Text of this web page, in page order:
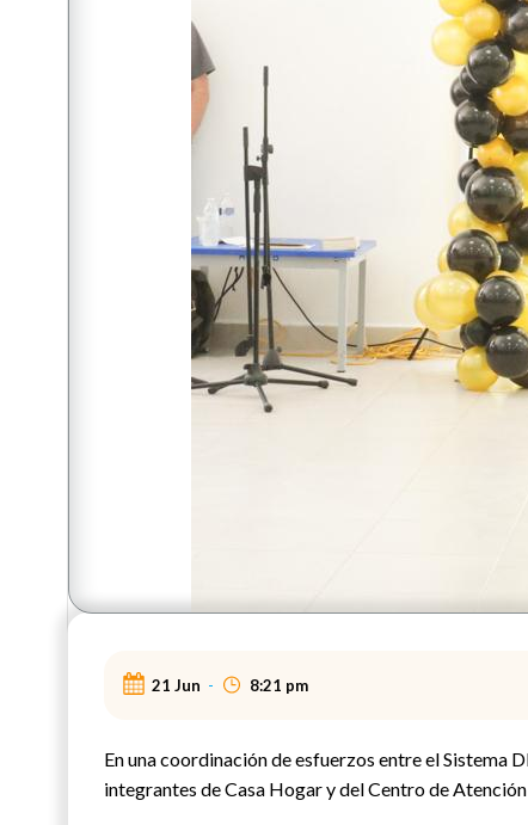
21 Jun - 8:21 pm
En una coordinación de esfuerzos entre el Sistema
integrantes de Casa Hogar y del Centro de